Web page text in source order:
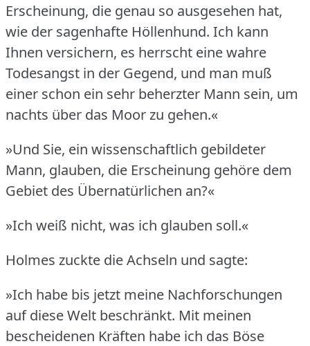
Erscheinung, die genau so ausgesehen hat,
wie der sagenhafte Höllenhund. Ich kann
Ihnen versichern, es herrscht eine wahre
Todesangst in der Gegend, und man muß
einer schon ein sehr beherzter Mann sein, um
nachts über das Moor zu gehen.«
»Und Sie, ein wissenschaftlich gebildeter
Mann, glauben, die Erscheinung gehöre dem
Gebiet des Übernatürlichen an?«
»Ich weiß nicht, was ich glauben soll.«
Holmes zuckte die Achseln und sagte:
»Ich habe bis jetzt meine Nachforschungen
auf diese Welt beschränkt. Mit meinen
bescheidenen Kräften habe ich das Böse